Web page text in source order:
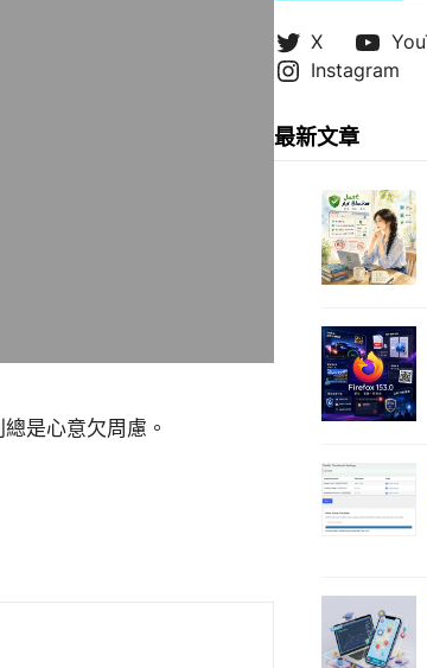
是心意欠周慮。
X
Instagram
最新文章